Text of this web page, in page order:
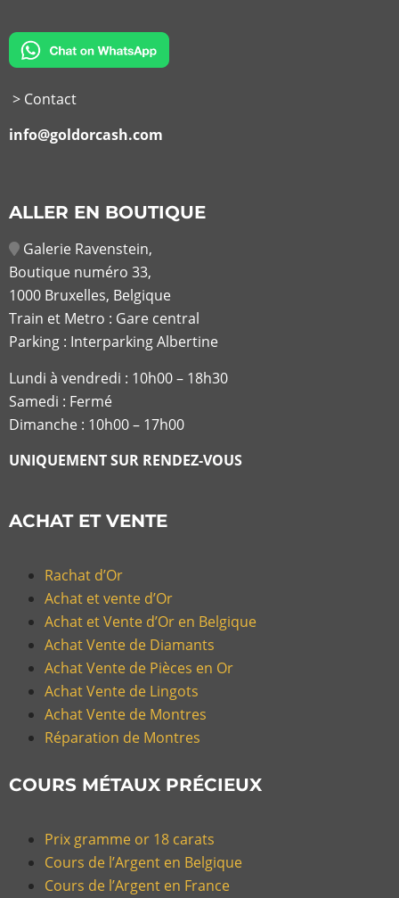
> Contact
info@goldorcash.com
ALLER EN BOUTIQUE
Galerie Ravenstein,
Boutique numéro 33,
1000 Bruxelles, Belgique
Train et Metro : Gare central
Parking : Interparking Albertine
Lundi à vendredi : 10h00 – 18h30
Samedi : Fermé
Dimanche : 10h00 – 17h00
UNIQUEMENT SUR RENDEZ-VOUS
ACHAT ET VENTE
Rachat d’Or
Achat et vente d’Or
Achat et Vente d’Or en Belgique
Achat Vente de Diamants
Achat Vente de Pièces en Or
Achat Vente de Lingots
Achat Vente de Montres
Réparation de Montres
COURS MÉTAUX PRÉCIEUX
Prix gramme or 18 carats
Cours de l’Argent en Belgique
Cours de l’Argent en France